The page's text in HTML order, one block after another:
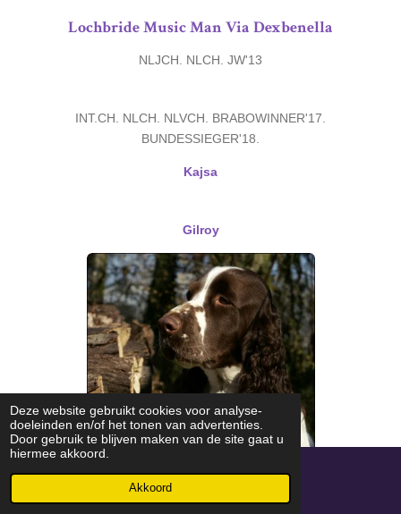
Deze website gebruikt cookies voor analyse-
doeleinden en/of het tonen van advertenties.
Door gebruik te blijven maken van de site gaat u
hiermee akkoord.
Akkoord
Lochbride Music Man Via Dexbenella
NLJCH. NLCH. JW'13
INT.CH. NLCH. NLVCH. BRABOWINNER'17.
BUNDESSIEGER'18.
Kajsa
Gilroy
E-mailadres